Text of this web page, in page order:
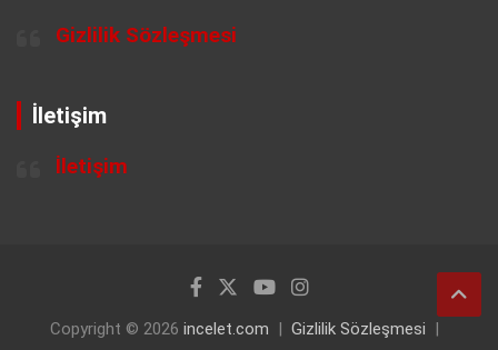
Gizlilik Sözleşmesi
İletişim
İletişim
Copyright © 2026 incelet.com
Gizlilik Sözleşmesi